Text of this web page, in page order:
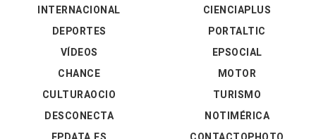
INTERNACIONAL
DEPORTES
VÍDEOS
CIENCIAPLUS
PORTALTIC
EPSOCIAL
CHANCE
CULTURAOCIO
DESCONECTA
MOTOR
TURISMO
NOTIMÉRICA